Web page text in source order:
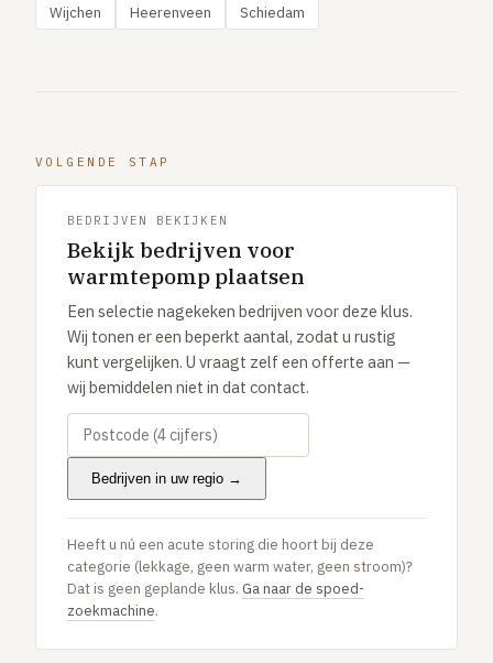
Wijchen Heerenveen Schiedam
VOLGENDE STAP
BEDRIJVEN BEKIJKEN
Bekijk bedrijven voor
warmtepomp plaatsen
Een selectie nagekeken bedrijven voor deze klus.
Wij tonen er een beperkt aantal, zodat u rustig
kunt vergelijken. U vraagt zelf een offerte aan —
wij bemiddelen niet in dat contact.
Bedrijven in uw regio →
Heeft u nú een acute storing die hoort bij deze
categorie (lekkage, geen warm water, geen stroom)?
Dat is geen geplande klus. Ga naar de spoed-
zoekmachine.